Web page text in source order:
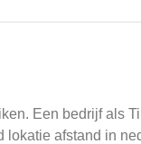
Een bedrijf als
afstand in